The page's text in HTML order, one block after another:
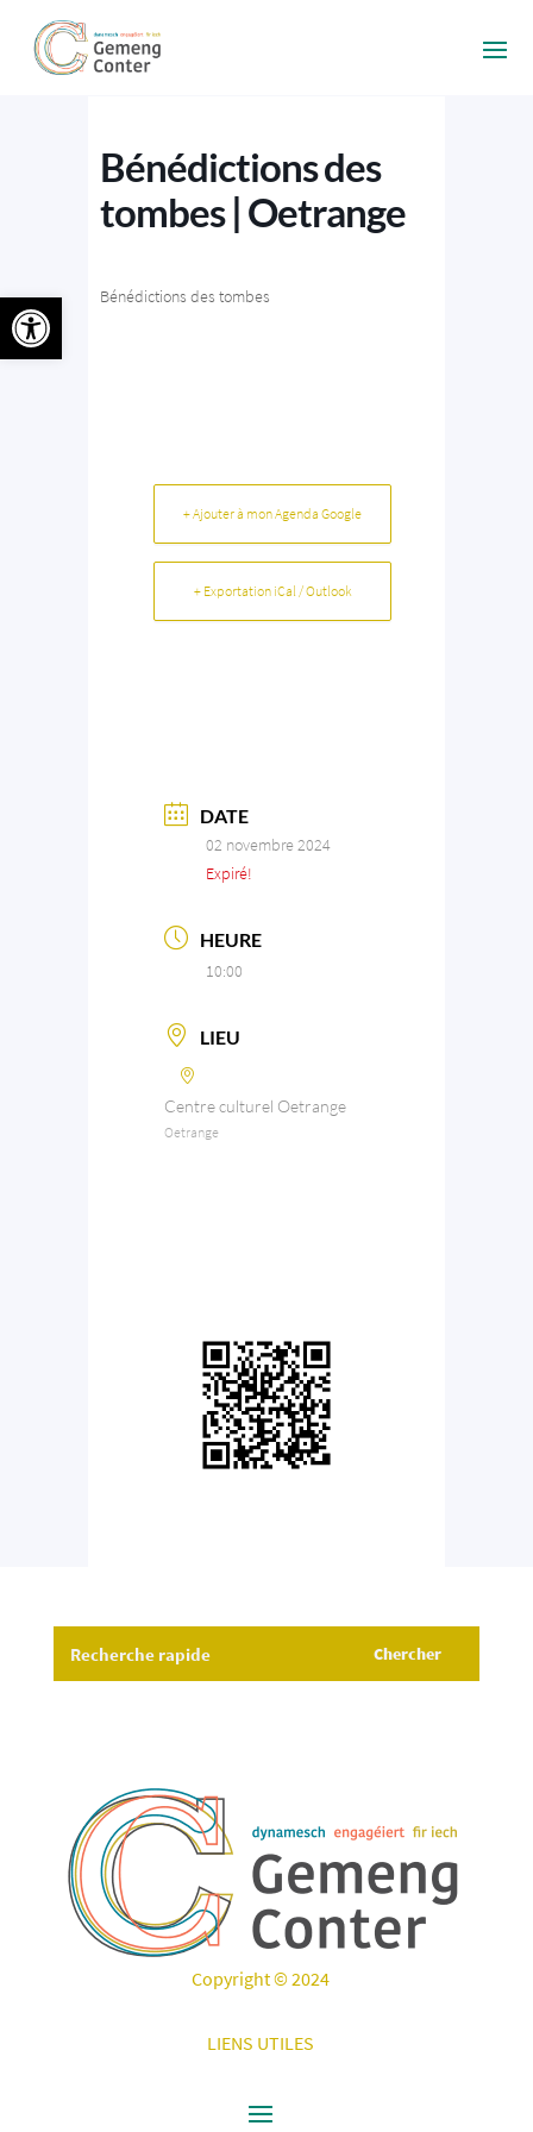
Bénédictions des
tombes | Oetrange
Bénédictions des tombes
+ Ajouter à mon Agenda Google
+ Exportation iCal / Outlook
DATE
02 novembre 2024
Expiré!
HEURE
10:00
LIEU
Centre culturel Oetrange
Oetrange
Copyright © 2024
LIENS UTILES
Ouvrir la barre d’outils